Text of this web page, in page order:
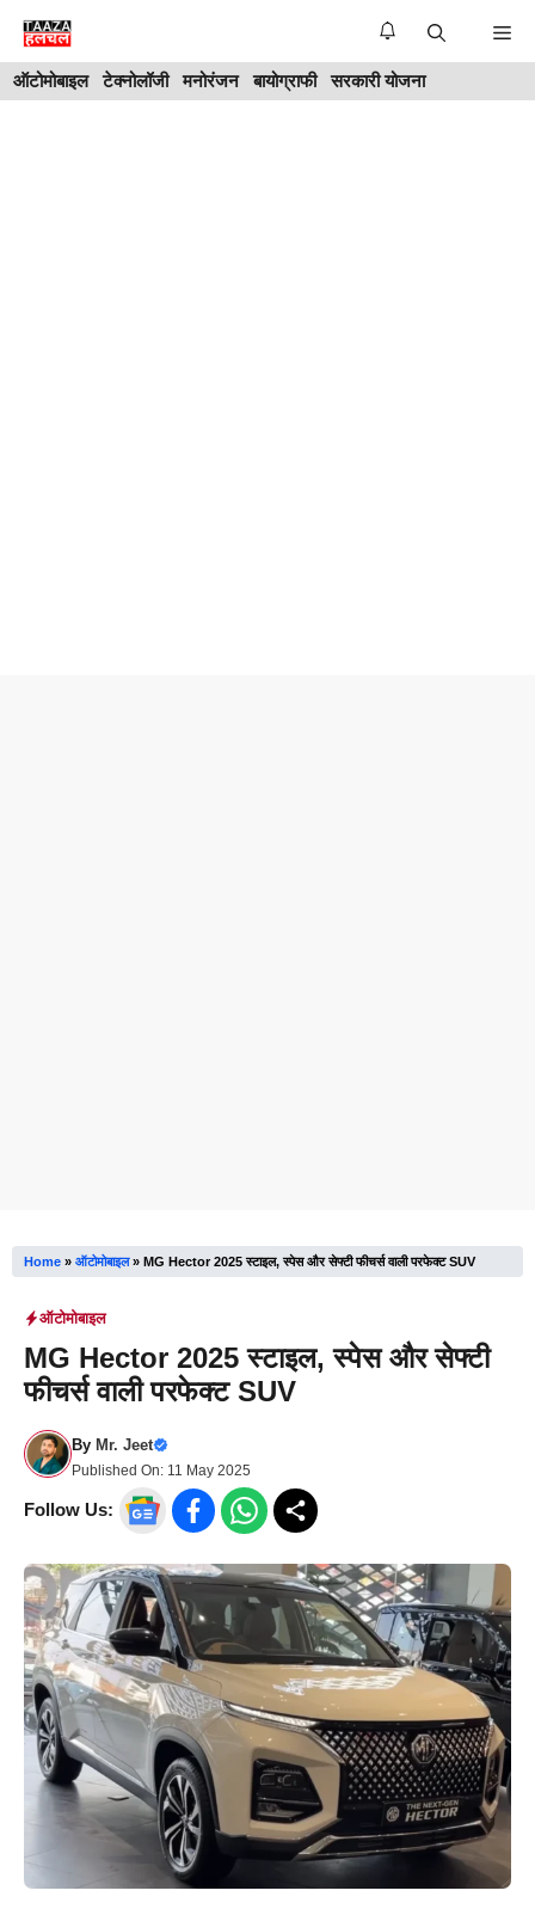
Skip
content
ऑटोमोबाइल टेक्नोलॉजी मनोरंजन बायोग्राफी सरकारी योजना
Home » ऑटोमोबाइल» MG Hector 2025 स्टाइल, स्पेस और सेफ्टी फीचर्स वाली परफेक्ट SUV
ऑटोमोबाइल
MG Hector 2025 स्टाइल, स्पेस और सेफ्टी
फीचर्स वाली परफेक्ट SUV
By Mr. Jeet
Published On: 11 May 2025
Follow Us: